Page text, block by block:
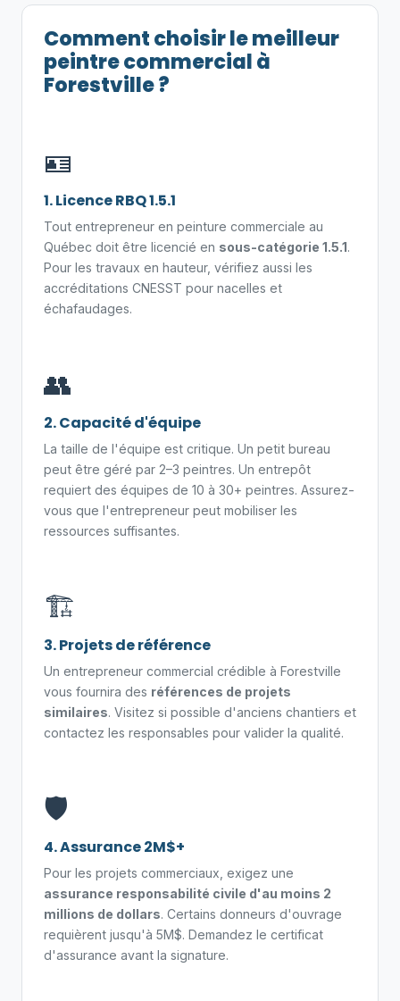
Comment choisir le meilleur
peintre commercial à
Forestville ?
🪪
1. Licence RBQ 1.5.1
Tout entrepreneur en peinture commerciale au
Québec doit être licencié en sous-catégorie 1.5.1.
Pour les travaux en hauteur, vérifiez aussi les
accréditations CNESST pour nacelles et
échafaudages.
👥
2. Capacité d'équipe
La taille de l'équipe est critique. Un petit bureau
peut être géré par 2–3 peintres. Un entrepôt
requiert des équipes de 10 à 30+ peintres. Assurez-
vous que l'entrepreneur peut mobiliser les
ressources suffisantes.
🏗️
3. Projets de référence
Un entrepreneur commercial crédible à Forestville
vous fournira des références de projets
similaires. Visitez si possible d'anciens chantiers et
contactez les responsables pour valider la qualité.
🛡️
4. Assurance 2M$+
Pour les projets commerciaux, exigez une
assurance responsabilité civile d'au moins 2
millions de dollars. Certains donneurs d'ouvrage
requièrent jusqu'à 5M$. Demandez le certificat
d'assurance avant la signature.